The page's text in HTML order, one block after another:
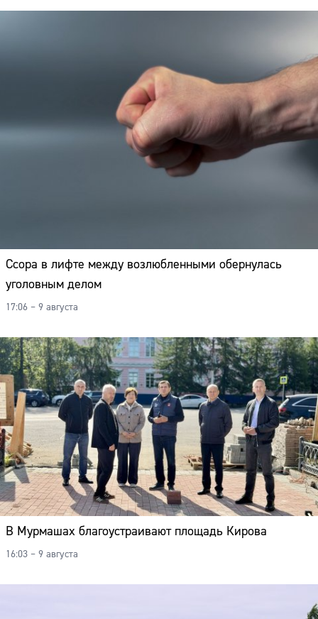
Ссора в лифте между возлюбленными обернулась
уголовным делом
17:06 – 9 августа
В Мурмашах благоустраивают площадь Кирова
16:03 – 9 августа